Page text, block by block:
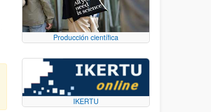
Producción científica
IKERTU